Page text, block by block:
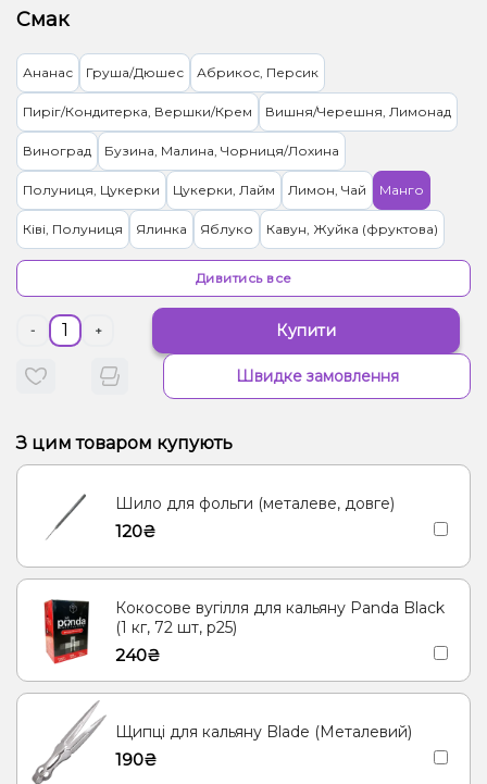
Смак
Ананас Груша/Дюшес Абрикос, Персик
Пиріг/Кондитерка, Вершки/Крем Вишня/Черешня, Лимонад
Виноград Бузина, Малина, Чорниця/Лохина
Полуниця, Цукерки Цукерки, Лайм Лимон, Чай Манго
Ківі, Полуниця Ялинка Яблуко Кавун, Жуйка (фруктова)
Апельсин, Кавун, Малина Асаї, Морозиво Желейки, Цитруси
Лимонад, Мультифрукт
М'ята Пиріг/Кондитерка, Ягоди Лимонад Кумкват
Лимонад, Помело, Вершки/Крем.
Апельсин, Малина, Чорниця/Лохина Полуниця, Кокос, Манго
Лайм, Персик Ваніль, Кола
Манго, Енергетик Лимонад, Малина Апельсин, Лікер
Кукурудза Цитруси, ягоди Вино
Вино, Вишня, Дуб, Малина, Троянда, Сандал, Фіалка
Дивитись все
- + Купити
Швидке замовлення
З цим товаром купують
Шило для фольги (металеве, довге)
120₴
Кокосове вугілля для кальяну Panda Black
(1 кг, 72 шт, р25)
240₴
Щипці для кальяну Blade (Металевий)
190₴